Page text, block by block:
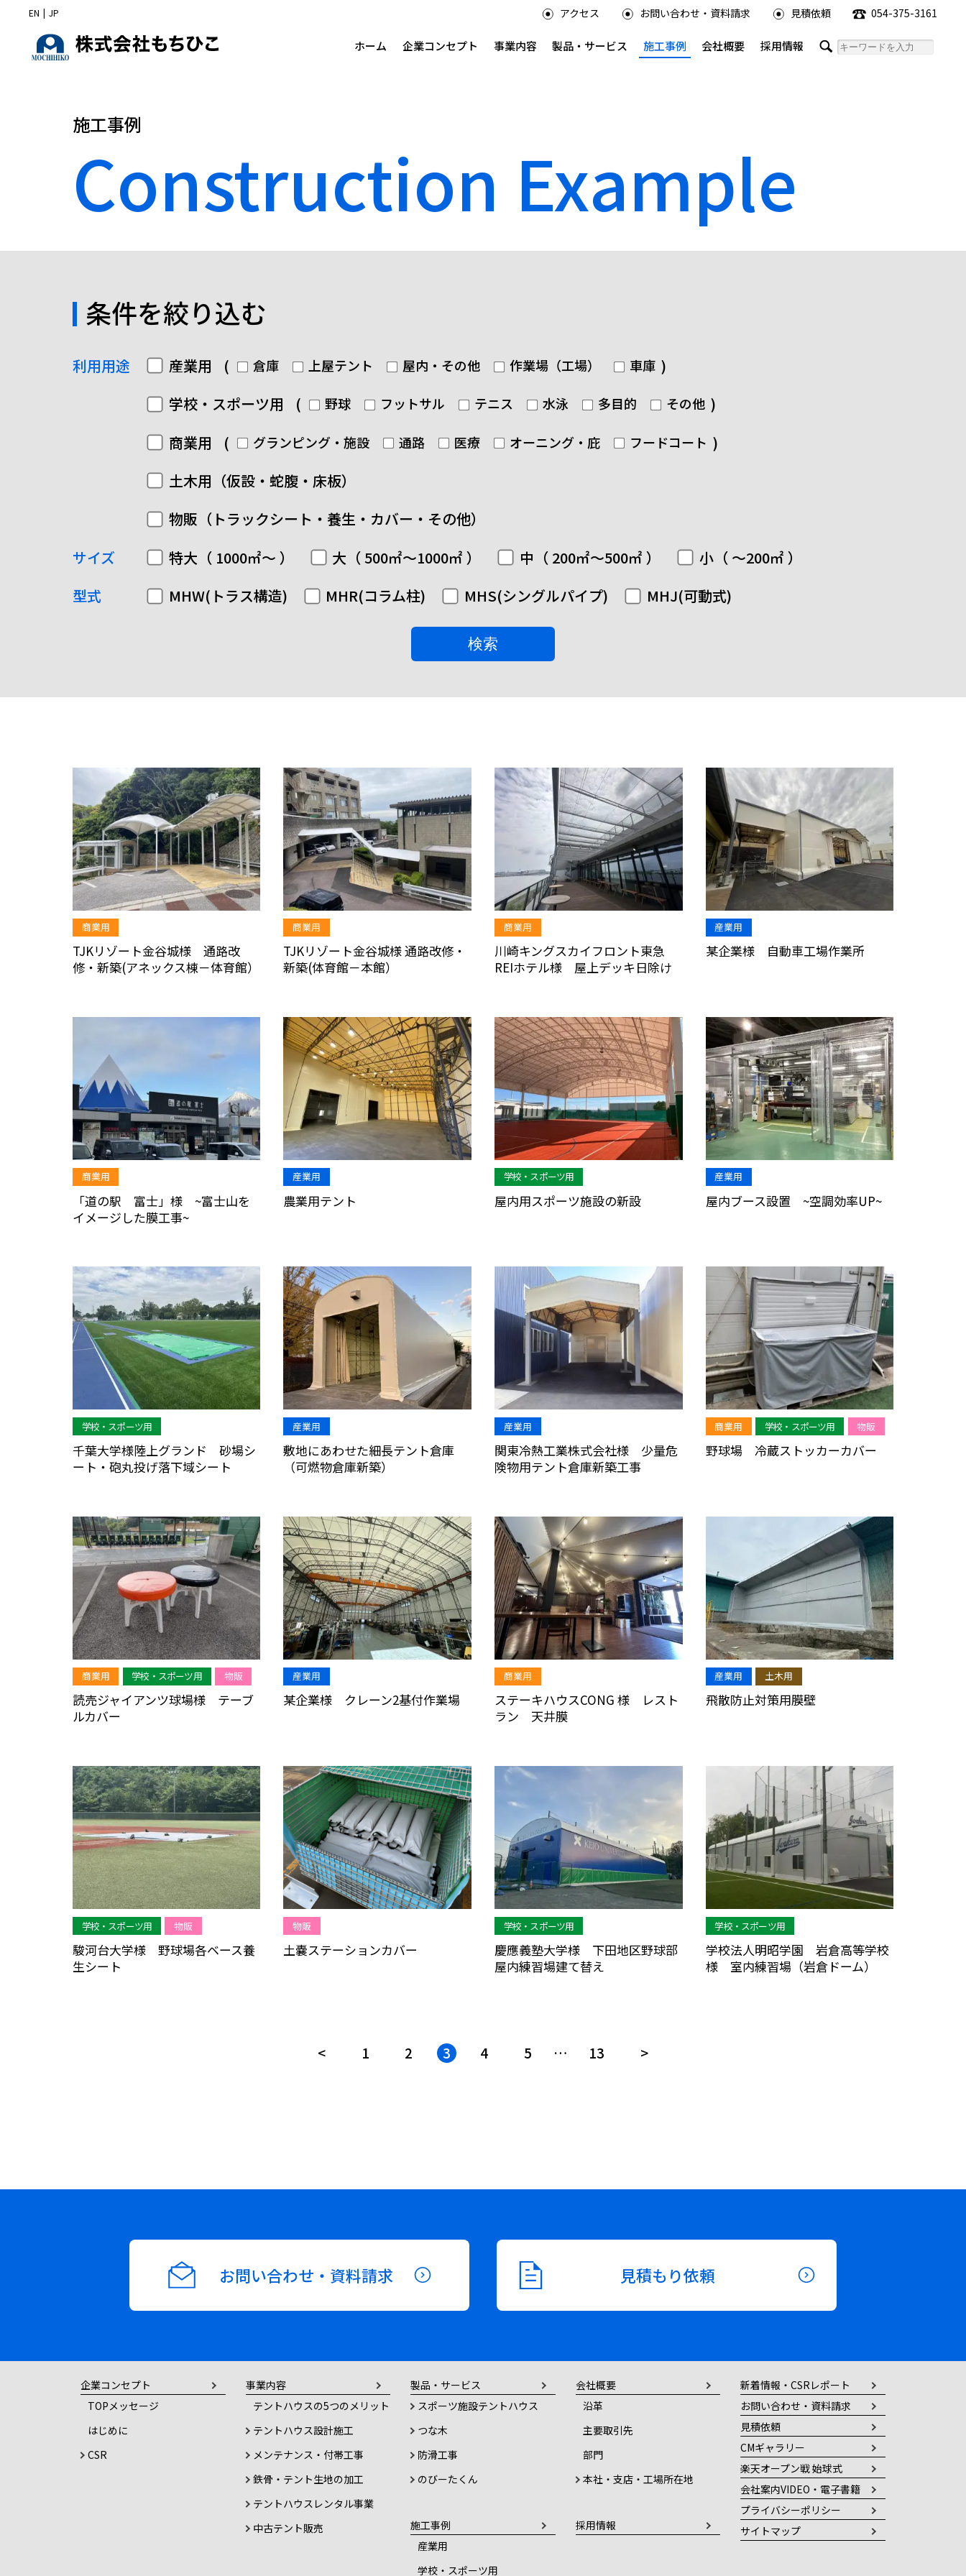
EN | JP アクセス お問い合わせ・資料請求 見積依頼 054-375-3161
ホーム 企業コンセプト 事業内容 製品・サービス 施工事例 会社概要 採用情報
施工事例
Construction Example
条件を絞り込む
利用用途 産業用 ( 倉庫 上屋テント 屋内・その他 作業場（工場） 車庫 )
学校・スポーツ用
( 野球 フットサル テニス 水泳 多目的 その他 )
商業用
( グランピング・施設 通路 医療 オーニング・庇 フードコート )
土木用（仮設・蛇腹・床板）
物販（トラックシート・養生・カバー・その他）
サイズ
特大（ 1000㎡～ ） 大（ 500㎡～1000㎡ ） 中（ 200㎡～500㎡ ）
小（ ～200㎡ ）
型式
MHW(トラス構造) MHR(コラム柱) MHS(シングルパイプ) MHJ(可動式)
検索
商業用
TJKリゾート金谷城様 通路改
修・新築(アネックス棟－体育館）
商業用
TJKリゾート金谷城様 通路改修・
新築(体育館－本館）
商業用
川崎キングスカイフロント東急
REIホテル様 屋上デッキ日除け
産業用
某企業様 自動車工場作業所
商業用
「道の駅 富士」様 ~富士山を
イメージした膜工事~
産業用
農業用テント
学校・スポーツ用
屋内用スポーツ施設の新設
産業用
屋内ブース設置 ~空調効率UP~
学校・スポーツ用
千葉大学様陸上グランド 砂場シ
ート・砲丸投げ落下域シート
産業用
敷地にあわせた細長テント倉庫
（可燃物倉庫新築）
産業用
関東冷熱工業株式会社様 少量危
険物用テント倉庫新築工事
商業用 学校・スポーツ用 物販
野球場 冷蔵ストッカーカバー
商業用 学校・スポーツ用 物販
読売ジャイアンツ球場様 テーブ
ルカバー
産業用
某企業様 クレーン2基付作業場
商業用
ステーキハウスCONG 様 レスト
ラン 天井膜
産業用 土木用
飛散防止対策用膜壁
学校・スポーツ用 物販
駿河台大学様 野球場各ベース養
生シート
物販
土嚢ステーションカバー
学校・スポーツ用
慶應義塾大学様 下田地区野球部
屋内練習場建て替え
学校・スポーツ用
学校法人明昭学園 岩倉高等学校
様 室内練習場（岩倉ドーム）
ビ
ン
< 1 2 3 4 5 … 13 >
お問い合わせ・資料請求 見積もり依頼
企業コンセプト
TOPメッセージ
はじめに
CSR
事業内容
テントハウスの5つのメリット
テントハウス設計施工
メンテナンス・付帯工事
鉄骨・テント生地の加工
テントハウスレンタル事業
中古テント販売
製品・サービス
スポーツ施設テントハウス
つな木
防滑工事
のびーたくん
施工事例
産業用
学校・スポーツ用
会社概要
沿革
主要取引先
部門
本社・支店・工場所在地
採用情報
新着情報・CSRレポート
お問い合わせ・資料請求
見積依頼
CMギャラリー
楽天オープン戦 始球式
会社案内VIDEO・電子書籍
プライバシーポリシー
サイトマップ